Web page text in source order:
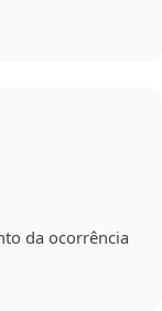
da ocorrência